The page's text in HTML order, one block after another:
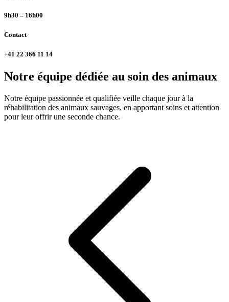
9h30 – 16h00
Contact
+41 22 366 11 14
Notre équipe dédiée au soin des animaux
Notre équipe passionnée et qualifiée veille chaque jour à la
réhabilitation des animaux sauvages, en apportant soins et attention
pour leur offrir une seconde chance.